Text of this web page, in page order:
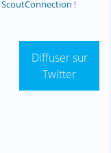
ScoutConnection !
Diffuser sur
Twitter